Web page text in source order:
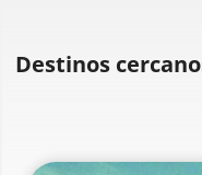
Destinos